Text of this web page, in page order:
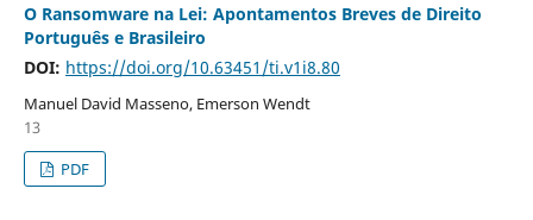
O Ransomware na Lei: Apontamentos Breves de Direito
Português e Brasileiro
DOI: https://doi.org/10.63451/ti.v1i8.80
Manuel David Masseno, Emerson Wendt
13
PDF